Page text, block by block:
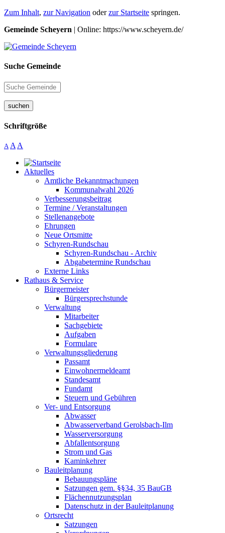
Zum Inhalt, zur Navigation oderzur Startseite springen.
Gemeinde Scheyern | Online: https://www.scheyern.de/
Suche Gemeinde
suchen
Schriftgröße
A A A
Aktuelles
Amtliche Bekanntmachungen
Kommunalwahl 2026
Verbesserungsbeitrag
Termine / Veranstaltungen
Stellenangebote
Ehrungen
Neue Ortsmitte
Schyren-Rundschau
Schyren-Rundschau - Archiv
Abgabetermine Rundschau
Externe Links
Rathaus & Service
Bürgermeister
Bürgersprechstunde
Verwaltung
Mitarbeiter
Sachgebiete
Aufgaben
Formulare
Verwaltungsgliederung
Passamt
Einwohnermeldeamt
Standesamt
Fundamt
Steuern und Gebühren
Ver- und Entsorgung
Abwasser
Abwasserverband Gerolsbach-Ilm
Wasserversorgung
Abfallentsorgung
Strom und Gas
Kaminkehrer
Bauleitplanung
Bebauungspläne
Satzungen gem. §§34, 35 BauGB
Flächennutzungsplan
Datenschutz in der Bauleitplanung
Ortsrecht
Satzungen